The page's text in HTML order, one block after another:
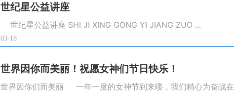
世纪星公益讲座
世纪星公益讲座 SHI JI XING GONG YI JIANG ZUO ...
03-18
世界因你而美丽！祝愿女神们节日快乐！
世界因你们而美丽 一年一度的女神节到来喽，我们精心为奋战在